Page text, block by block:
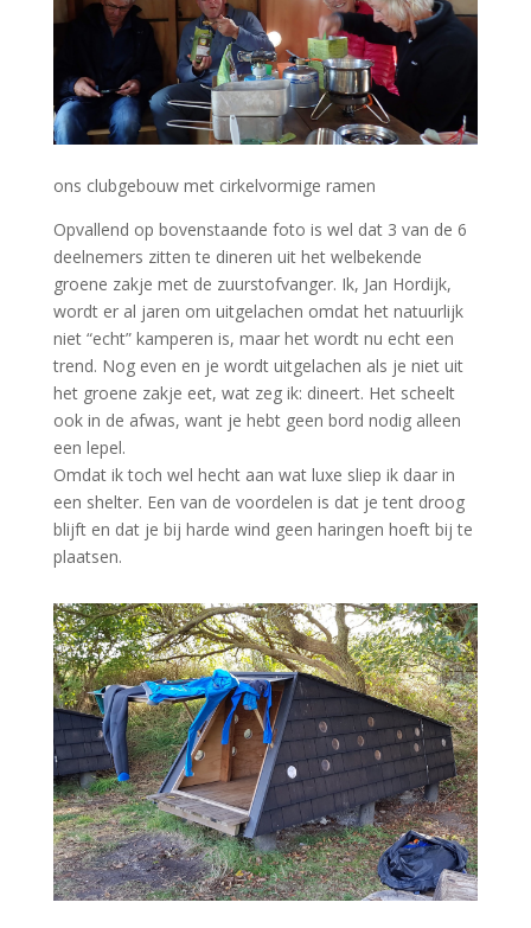
ons clubgebouw met cirkelvormige ramen
Opvallend op bovenstaande foto is wel dat 3 van de 6
deelnemers zitten te dineren uit het welbekende
groene zakje met de zuurstofvanger. Ik, Jan Hordijk,
wordt er al jaren om uitgelachen omdat het natuurlijk
niet “echt” kamperen is, maar het wordt nu echt een
trend. Nog even en je wordt uitgelachen als je niet uit
het groene zakje eet, wat zeg ik: dineert. Het scheelt
ook in de afwas, want je hebt geen bord nodig alleen
een lepel.
Omdat ik toch wel hecht aan wat luxe sliep ik daar in
een shelter. Een van de voordelen is dat je tent droog
blijft en dat je bij harde wind geen haringen hoeft bij te
plaatsen.